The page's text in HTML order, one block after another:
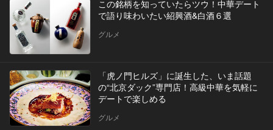
この銘柄を知っていたらツウ！中華デート
で語り味わいたい紹興酒&白酒６選
グルメ
「虎ノ門ヒルズ」に誕生した、いま話題
の“北京ダック”専門店！高級中華を気軽に
デートで楽しめる
グルメ